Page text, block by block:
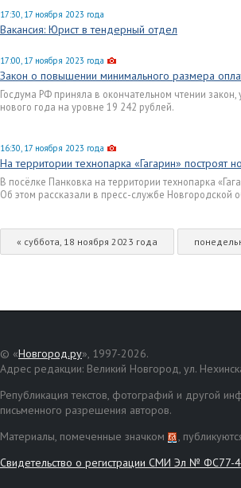
17:30, 17 ноября 2023 года
Вакансия: Юрист в тендерный отдел
17:00, 17 ноября 2023 года
Закон о повышении минимального размера
Госдума РФ приняла в окончательном чтении
нового года на уровне 19 242 рублей.
16:30, 17 ноября 2023 года
На территории технопарка «Гагарин»
В посёлке Панковка на территории технопарка
Об этом рассказали в пресс-службе Новгородской
« суббота, 18 ноября 2023 года
© «Новгород.ру», 1997-2026.
Адрес редакции: Великий Новгород, ул.
Републикация текстов, фотографий и другой
письменного разрешения авторов.
Материалы, помеченные значком
,
Свидетельство о регистрации СМИ Эл № ФС77-